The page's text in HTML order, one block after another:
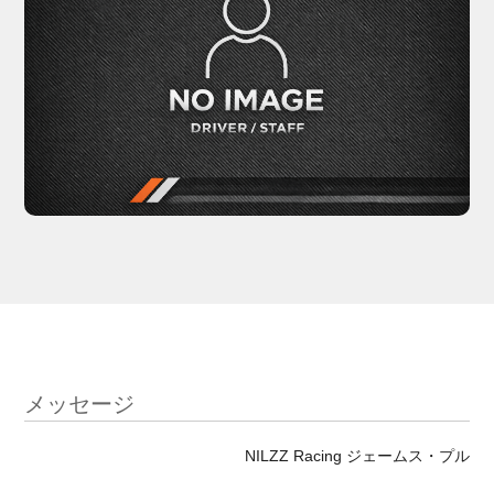
メッセージ
NILZZ Racing ジェームス・プル